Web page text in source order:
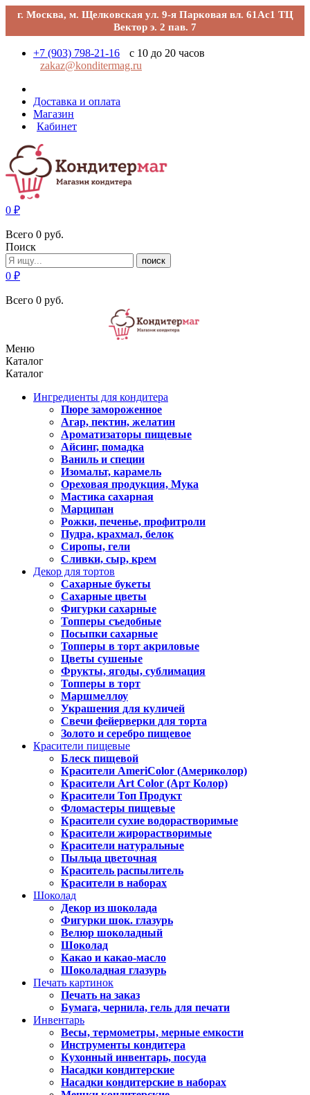
г. Москва, м. Щелковская ул. 9-я Парковая вл. 61Ас1 ТЦ
Вектор э. 2 пав. 7
+7 (903) 798-21-16
с 10 до 20 часов
zakaz@konditermag.ru
Доставка и оплата
Магазин
Кабинет
0 ₽
Всего 0 руб.
Поиск
поиск
0 ₽
Всего 0 руб.
Меню
Каталог
Каталог
Ингредиенты для кондитера
Пюре замороженное
Агар, пектин, желатин
Ароматизаторы пищевые
Айсинг, помадка
Ваниль и специи
Изомальт, карамель
Ореховая продукция, Мука
Мастика сахарная
Марципан
Рожки, печенье, профитроли
Пудра, крахмал, белок
Сиропы, гели
Сливки, сыр, крем
Декор для тортов
Сахарные букеты
Сахарные цветы
Фигурки сахарные
Топперы съедобные
Посыпки сахарные
Топперы в торт акриловые
Цветы сушеные
Фрукты, ягоды, сублимация
Топперы в торт
Маршмеллоу
Украшения для куличей
Свечи фейерверки для торта
Золото и серебро пищевое
Красители пищевые
Блеск пищевой
Красители AmeriColor (Америколор)
Красители Art Color (Арт Колор)
Красители Топ Продукт
Фломастеры пищевые
Красители сухие водорастворимые
Красители жирорастворимые
Красители натуральные
Пыльца цветочная
Краситель распылитель
Красители в наборах
Шоколад
Декор из шоколада
Фигурки шок. глазурь
Велюр шоколадный
Шоколад
Какао и какао-масло
Шоколадная глазурь
Печать картинок
Печать на заказ
Бумага, чернила, гель для печати
Инвентарь
Весы, термометры, мерные емкости
Инструменты кондитера
Кухонный инвентарь, посуда
Насадки кондитерские
Насадки кондитерские в наборах